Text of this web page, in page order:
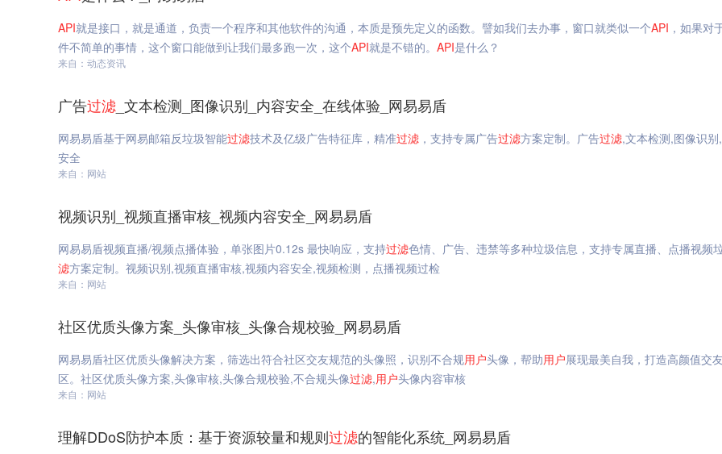
API就是接口，就是通道，负责一个程序和其他软件的沟通，本质是预先定义的函数。譬如我们去办事，窗口就类似一个API ，如果对
件不简单的事情，这个窗口能做到让我们最多跑一次，这个API就是不错的。 API是什么？
来自：动态资讯
广告过滤 _文本检测_图像识别_内容安全_在线体验_网易易盾
网易易盾基于网易邮箱反垃圾智能过滤技术及亿级广告特征库，精准过滤 ，支持专属广告过滤方案定制。广告过滤,文本检测,图像识别
安全
来自：网站
视频识别_视频直播审核_视频内容安全_网易易盾
网易易盾视频直播/视频点播体验，单张图片0.12s 最快响应，支持过滤色情、广告、违禁等多种垃圾信息，支持专属直播、点播视频
滤方案定制。视频识别,视频直播审核,视频内容安全,视频检测，点播视频过检
来自：网站
社区优质头像方案_头像审核_头像合规校验_网易易盾
网易易盾社区优质头像解决方案，筛选出符合社区交友规范的头像照，识别不合规用户头像，帮助用户展现最美自我，打造高颜值交
区。社区优质头像方案,头像审核,头像合规校验,不合规头像过滤,用户头像内容审核
来自：网站
理解DDoS防护本质：基于资源较量和规则过滤的智能化系统_网易易盾